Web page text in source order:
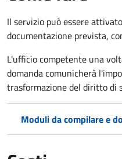
Il servizio può essere
documentazione prevista,
L'ufficio competente una
domanda comunicherà
trasformazione del diritto di
Moduli da compilare e